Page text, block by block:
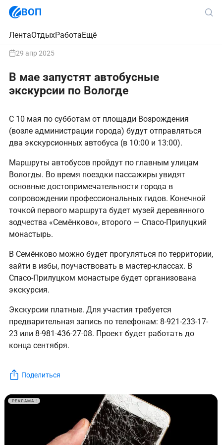
ВОП
ЛентаОтдыхРаботаЕщё
29 апр 2025
В мае запустят автобусные
экскурсии по Вологде
С 10 мая по субботам от площади Возрождения
(возле администрации города) будут отправляться
два экскурсионных автобуса (в 10:00 и 13:00).
Маршруты автобусов пройдут по главным улицам
Вологды. Во время поездки пассажиры увидят
основные достопримечательности города в
сопровождении профессиональных гидов. Конечной
точкой первого маршрута будет музей деревянного
зодчества «Семёнково»‎, второго — Спасо-Прилуцкий
монастырь.
В Семёнково можно будет прогуляться по территории,
зайти в избы, поучаствовать в мастер-классах. В
Спасо-Прилуцком монастыре будет организована
экскурсия.
Экскурсии платные. Для участия требуется
предварительная запись по телефонам: 8-921-233-17-
23 или 8-981-436-27-08. Проект будет работать до
конца сентября.
Поделиться
РЕКЛАМА